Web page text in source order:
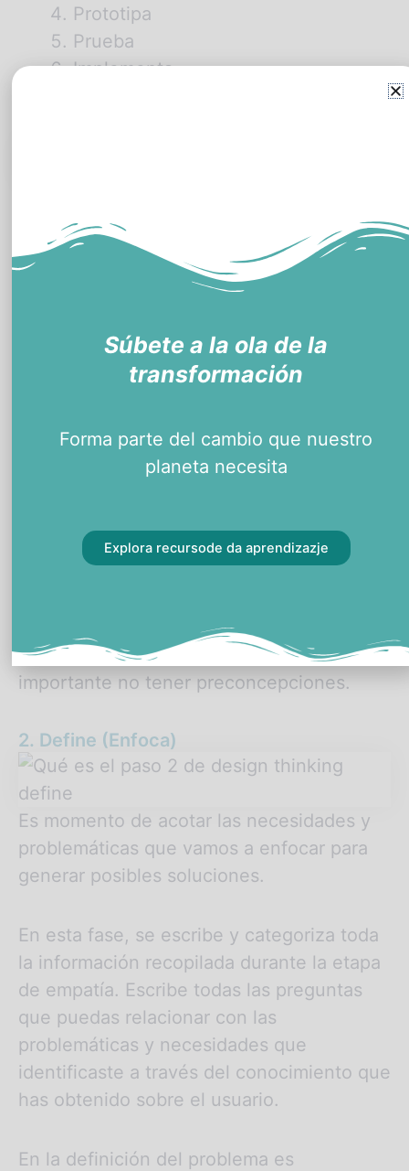
Prototipa
Prueba
Implementa
comprender las necesidades de los
usuarios, que pueden ser varios.
lugar de las personas, cómo es su entorno,
cuáles son sus dolencias o carencias y
Una de las mejores maneras para hacer
conversaciones abiertas para comprender
sus necesidades desde una perspectiva
Como en todas las etapas del proceso, es
importante no tener preconcepciones.
2. Define (Enfoca)
Es momento de acotar las necesidades y
problemáticas que vamos a enfocar para
generar posibles soluciones.
En esta fase, se escribe y categoriza toda
la información recopilada durante la etapa
de empatía. Escribe todas las preguntas
que puedas relacionar con las
problemáticas y necesidades que
identificaste a través del conocimiento que
has obtenido sobre el usuario.
En la definición del problema es
Súbete a la ola de la
transformación
Forma parte del cambio que nuestro
planeta necesita
Explora recursode da aprendizazje